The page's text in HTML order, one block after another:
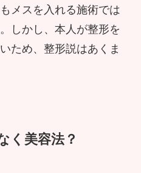
メスを入れる施術では
しかし、本人が整形を
ため、整形説はあくま
く美容法？